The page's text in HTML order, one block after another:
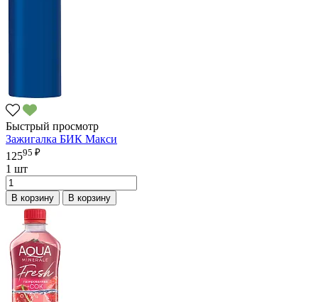
Быстрый просмотр
Зажигалка БИК Макси
12595 ₽
1 шт
В корзину В корзину